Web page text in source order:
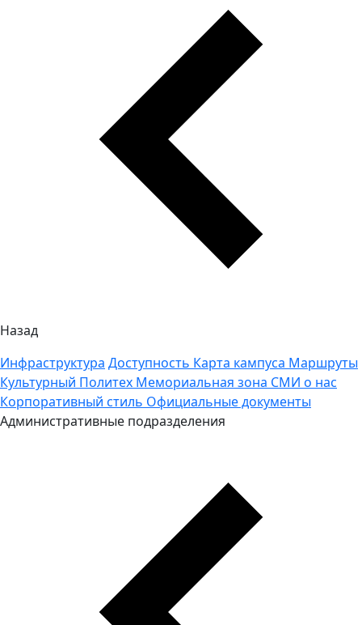
Назад
Инфраструктура Доступность Карта кампуса Маршруты
Культурный Политех Мемориальная зона СМИ о нас
Корпоративный стиль Официальные документы
Административные подразделения